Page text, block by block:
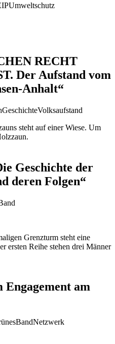
Umweltschutz
RECHT
Der Aufstand vom
Anhalt“
GeschichteVolksaufstand
Geschichte der
deren Folgen“
am
Netzwerk